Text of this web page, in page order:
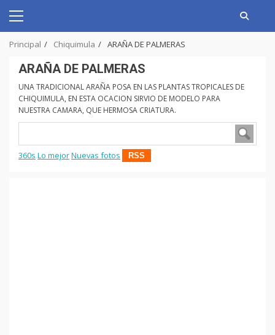
content
Primary
Principal Chiquimula ARAÑA DE PALMERAS
ARAÑA DE PALMERAS
UNA TRADICIONAL ARAÑA POSA EN LAS PLANTAS TROPICALES DE
CHIQUIMULA, EN ESTA OCACION SIRVIO DE MODELO PARA
NUESTRA CAMARA, QUE HERMOSA CRIATURA.
360s Lo mejorNuevas fotos RSS